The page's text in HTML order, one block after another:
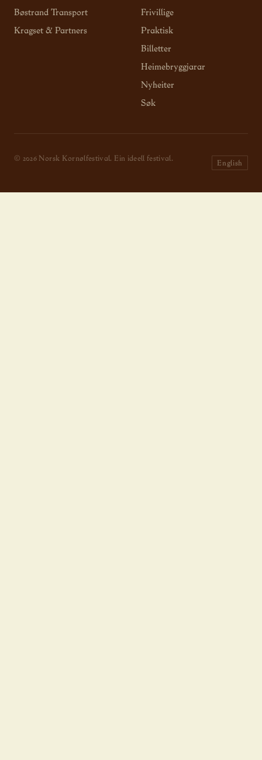
Bøstrand Transport
Kragset & Partners
Frivillige
Praktisk
Billetter
Heimebryggjarar
Nyheiter
Søk
© 2026 Norsk Kornølfestival. Ein ideell festival.
English